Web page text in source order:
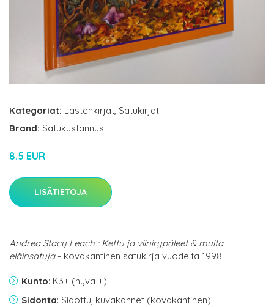
Kategoriat: Lastenkirjat, Satukirjat
Brand: Satukustannus
8.5 EUR
LISÄTIETOJA
Andrea Stacy Leach : Kettu ja viinirypäleet & muita
eläinsatuja- kovakantinen satukirja vuodelta 1998
Kunto: K3+ (hyvä +)
Sidonta: Sidottu, kuvakannet (kovakantinen)